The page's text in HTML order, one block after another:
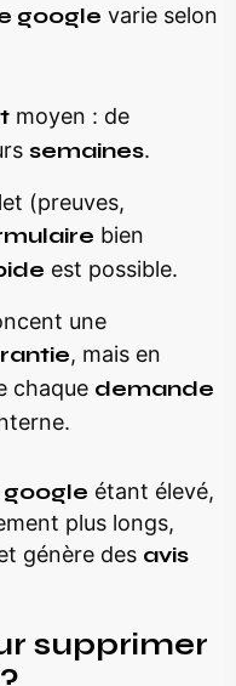
google varie selon
moyen : de
semaines.
(preuves,
bien
est possible.
une
, mais en
chaque demande
étant élevé,
plus longs,
génère des avis
supprimer